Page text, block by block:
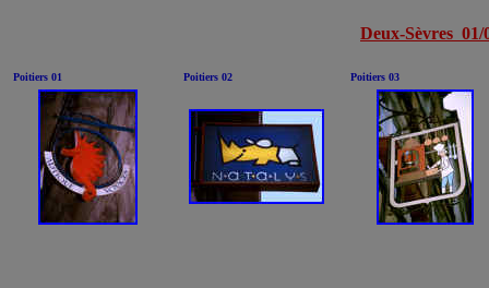
Deux-Sèvres 01/
Poitiers 01 Poitiers 02 Poitiers 03